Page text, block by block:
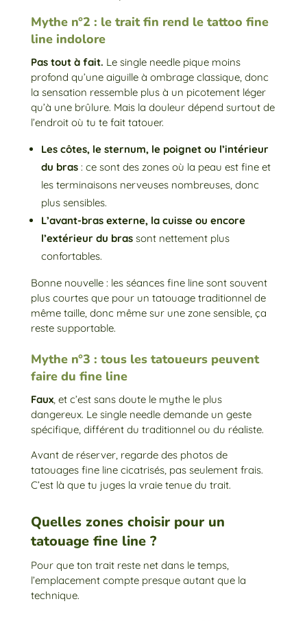
Mythe n°2 : le trait fin rend le tattoo fine
line indolore
Pas tout à fait. Le single needle pique moins
profond qu’une aiguille à ombrage classique, donc
la sensation ressemble plus à un picotement léger
qu’à une brûlure. Mais la douleur dépend surtout de
l’endroit où tu te fait tatouer.
Les côtes, le sternum, le poignet ou l’intérieur
du bras: ce sont des zones où la peau est fine et
les terminaisons nerveuses nombreuses, donc
plus sensibles.
L’avant-bras externe, la cuisse ou encore
l’extérieur du brassont nettement plus
confortables.
Bonne nouvelle : les séances fine line sont souvent
plus courtes que pour un tatouage traditionnel de
même taille, donc même sur une zone sensible, ça
reste supportable.
Mythe n°3 : tous les tatoueurs peuvent
faire du fine line
Faux, et c’est sans doute le mythe le plus
dangereux. Le single needle demande un geste
spécifique, différent du traditionnel ou du réaliste.
Avant de réserver, regarde des photos de
tatouages fine line cicatrisés, pas seulement frais.
C’est là que tu juges la vraie tenue du trait.
Quelles zones choisir pour un
tatouage fine line ?
Pour que ton trait reste net dans le temps,
l’emplacement compte presque autant que la
technique.